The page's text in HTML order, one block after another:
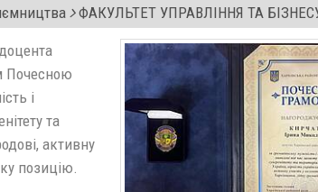
ФАКУЛЬТЕТ УПРАВЛІННЯ ТА
Почесною
і
та
активну
позицію.